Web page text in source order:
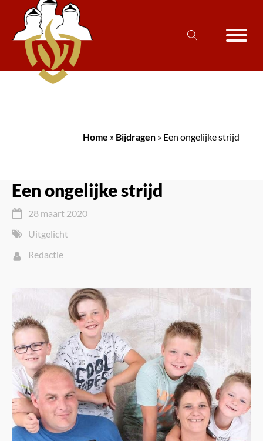
Home » Bijdragen » Een ongelijke strijd
Een ongelijke strijd
28 maart 2020
Uitgelicht
Redactie